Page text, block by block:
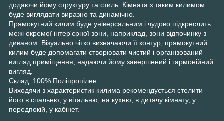
додаючи йому структуру та стиль. Кімната з таким килимом
буде виглядати виразно та динамічно.
Прямокутний килим буде універсальним і чудово підкреслить
межі окремої інтер'єрної зони, наприклад, зони відпочинку з
диваном. Візуально чітко визначаючи її контур, прямокутний
килим буде допомагати створювати чистий і організований
вигляд приміщення, надаючи йому завершений і гармонійний
вигляд.
Склад: 100% Поліпропілен
Виходячи з характеристик килима рекомендується стелити
його в спальню, у вітальню, на кухню, в дитячу кімнату, у
передпокій, у кабінет.